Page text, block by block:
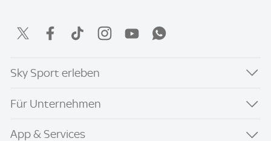
Sky Sport erleben
Für Unternehmen
App & Services